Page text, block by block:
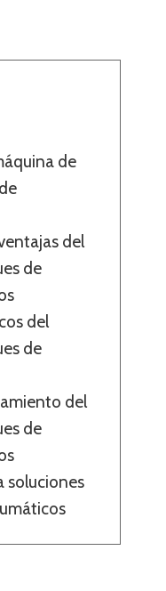
de
del
de
del
de
del
de
soluciones